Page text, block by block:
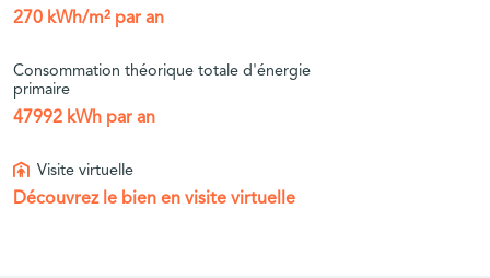
270 kWh/m² par an
Consommation théorique totale d'énergie
primaire
47992 kWh par an
Visite virtuelle
Découvrez le bien en visite virtuelle